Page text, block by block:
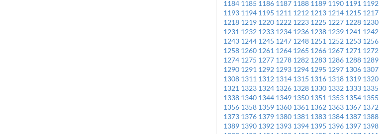
1184 1185 1186 1187 1188 1189 1190 1191 1192
1193 1194 1195 1211 1212 1213 1214 1215 1217
1218 1219 1220 1222 1223 1225 1227 1228 1230
1231 1232 1233 1234 1236 1238 1239 1241 1242
1243 1244 1245 1247 1248 1251 1252 1253 1256
1258 1260 1261 1264 1265 1266 1267 1271 1272
1274 1275 1277 1278 1282 1283 1286 1288 1289
1290 1291 1292 1293 1294 1295 1297 1306 1307
1308 1311 1312 1314 1315 1316 1318 1319 1320
1321 1323 1324 1326 1328 1330 1332 1333 1335
1338 1340 1344 1349 1350 1351 1353 1354 1355
1356 1358 1359 1360 1361 1362 1363 1367 1372
1373 1376 1379 1380 1381 1383 1384 1387 1388
1389 1390 1392 1393 1394 1395 1396 1397 1398